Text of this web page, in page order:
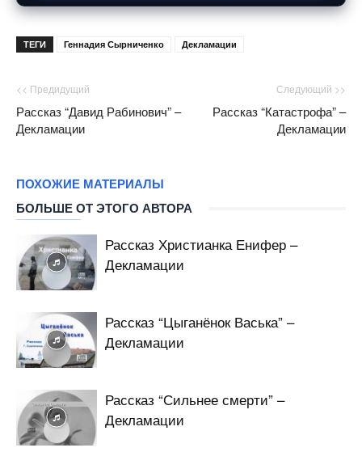
ТЕГИ Геннадия Сырниченко Декламации
<< Предидущий
Рассказ “Давид Рабинович” –
Декламации
Следующий >>
Рассказ “Катастрофа” –
Декламации
ПОХОЖИЕ МАТЕРИАЛЫ
БОЛЬШЕ ОТ ЭТОГО АВТОРА
Рассказ Христианка Енифер –
Декламации
Рассказ “Цыганёнок Васька” –
Декламации
Рассказ “Сильнее смерти” –
Декламации